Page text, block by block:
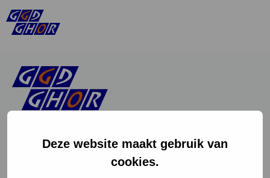
Deze website maakt gebruik van
cookies.
Instagram